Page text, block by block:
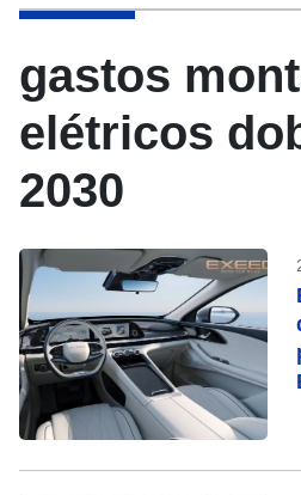
gastos
elétricos
2030